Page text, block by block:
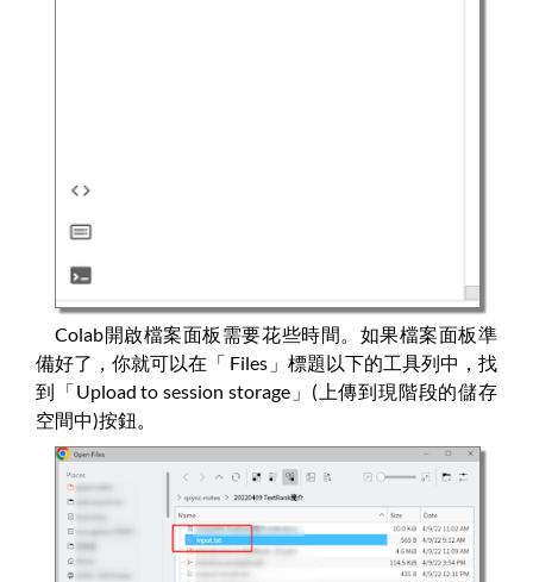
Colab開啟檔案面板需要花些時間。如果檔案面板準
備好了，你就可以在「 Files」標題以下的工具列中，找
到「Upload to session storage」(上傳到現階段的儲存
空間中)按鈕。